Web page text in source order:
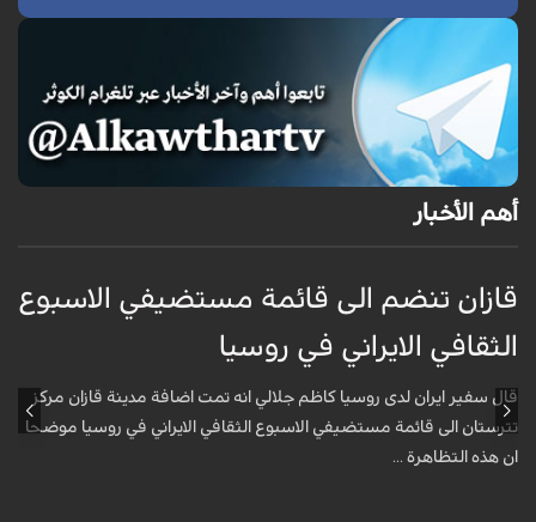
أهم الأخبار
قازان تنضم الى قائمة مستضيفي الاسبوع
الثقافي الايراني في روسيا
قال سفير ايران لدى روسيا كاظم جلالي انه تمت اضافة مدينة قازان مركز
تترستان الى قائمة مستضيفي الاسبوع الثقافي الايراني في روسيا موضحا
ان هذه التظاهرة ...